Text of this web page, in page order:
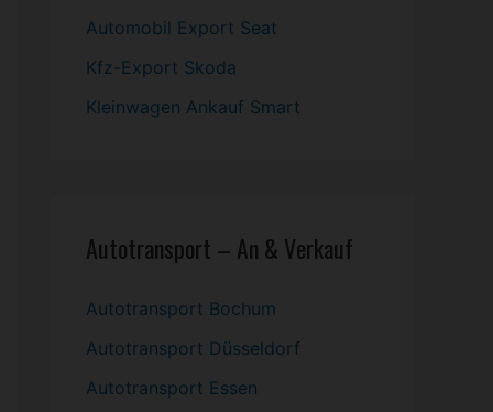
Automobil Export Seat
Kfz-Export Skoda
Kleinwagen Ankauf Smart
Autotransport – An & Verkauf
Autotransport Bochum
Autotransport Düsseldorf
Autotransport Essen